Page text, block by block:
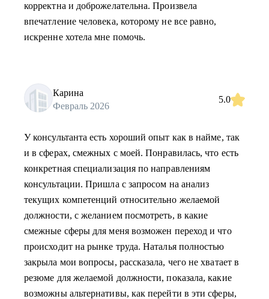
корректна и доброжелательна. Произвела
впечатление человека, которому не все равно,
искренне хотела мне помочь.
Карина
Февраль 2026
5.0
У консультанта есть хороший опыт как в найме, так
и в сферах, смежных с моей. Понравилась, что есть
конкретная специализация по направлениям
консультации. Пришла с запросом на анализ
текущих компетенций относительно желаемой
должности, с желанием посмотреть, в какие
смежные сферы для меня возможен переход и что
происходит на рынке труда. Наталья полностью
закрыла мои вопросы, рассказала, чего не хватает в
резюме для желаемой должности, показала, какие
возможны альтернативы, как перейти в эти сферы,